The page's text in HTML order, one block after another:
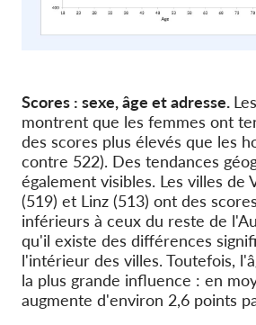
Scores : sexe, âge et adresse.
montrent que les femmes ont
des scores plus élevés que les
contre 522). Des tendances
également visibles. Les villes de
(519) et Linz (513) ont des
inférieurs à ceux du reste de
qu'il existe des différences
l'intérieur des villes. Toutefois,
la plus grande influence : en
augmente d'environ 2,6 points